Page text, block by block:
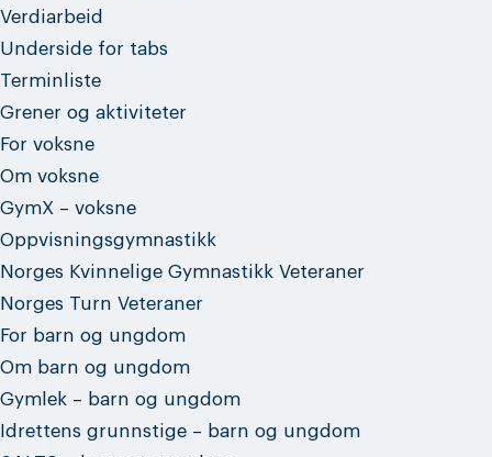
Verdiarbeid
Underside for tabs
Terminliste
Grener og aktiviteter
For voksne
Om voksne
GymX – voksne
Oppvisningsgymnastikk
Norges Kvinnelige Gymnastikk Veteraner
Norges Turn Veteraner
For barn og ungdom
Om barn og ungdom
Gymlek – barn og ungdom
Idrettens grunnstige – barn og ungdom